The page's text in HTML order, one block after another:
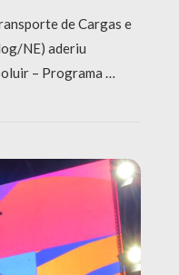
de Cargas e
NE) aderiu
– Programa …